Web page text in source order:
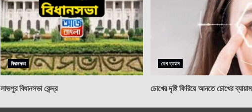
বিধানসভা
লাভপুর বিধানসভা কেন্দ্র
যোগ ব্যায়াম
চোখের দৃষ্টি ফিরিয়ে আনতে চোখের ব্যায়াম